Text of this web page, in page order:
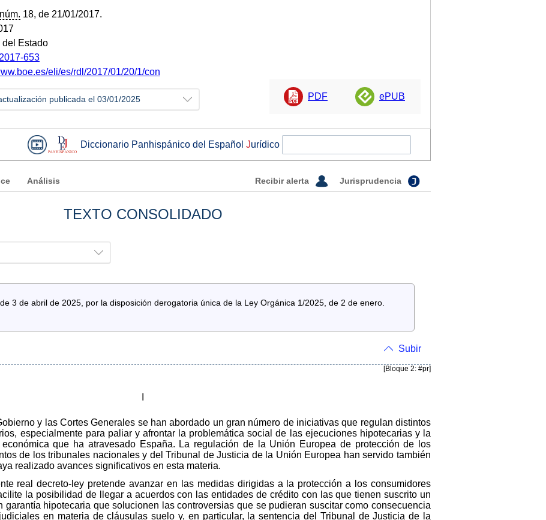
núm. 18, de 21/01/2017.
del Estado
653
eli/es/rdl/2017/01/20/1/con
publicada el 03/01/2025 PDF ePUB
Diccionario Panhispánico del Español Jurídico
Análisis Jurisprudencia
Recibir alerta
TEXTO CONSOLIDADO
3 de abril de 2025, por la disposición derogatoria única de la Ley Orgánica 1/2025, de 2 de enero.
Subir
[Bloque 2: #pr]
y las Cortes Generales se han abordado un gran número de iniciativas que regulan distintos
especialmente para paliar y afrontar la problemática social de las ejecuciones hipotecarias y la
que ha atravesado España. La regulación de la Unión Europea de protección de los
de los tribunales nacionales y del Tribunal de Justicia de la Unión Europea han servido también
realizado avances significativos en esta materia.
real decreto-ley pretende avanzar en las medidas dirigidas a la protección a los consumidores
la posibilidad de llegar a acuerdos con las entidades de crédito con las que tienen suscrito un
garantía hipotecaria que solucionen las controversias que se pudieran suscitar como consecuencia
en materia de cláusulas suelo y, en particular, la sentencia del Tribunal de Justicia de la